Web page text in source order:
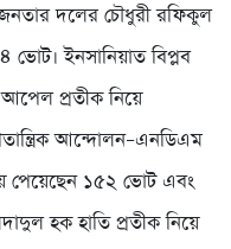
দলের চৌধুরী রফিকুল
ভোট। ইনসানিয়াত বিপ্লব
প্রতীক নিয়ে
আন্দোলন–এনডিএম
পেয়েছেন ১৫২ ভোট এবং
হক হাতি প্রতীক নিয়ে